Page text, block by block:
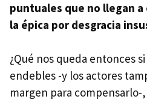
puntuales que no llegan
la épica por desgracia
¿Qué nos queda entonces
endebles -y los actores
margen para compensarlo-